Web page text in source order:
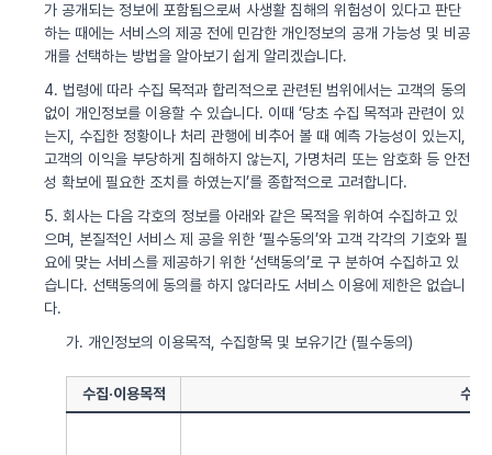
가 공개되는 정보에 포함됨으로써 사생활 침해의 위험성이 있다고 판단
하는 때에는 서비스의 제공 전에 민감한 개인정보의 공개 가능성 및 비공
개를 선택하는 방법을 알아보기 쉽게 알리겠습니다.
4. 법령에 따라 수집 목적과 합리적으로 관련된 범위에서는 고객의 동의
없이 개인정보를 이용할 수 있습니다. 이때 ‘당초 수집 목적과 관련이 있
는지, 수집한 정황이나 처리 관행에 비추어 볼 때 예측 가능성이 있는지,
고객의 이익을 부당하게 침해하지 않는지, 가명처리 또는 암호화 등 안전
성 확보에 필요한 조치를 하였는지’를 종합적으로 고려합니다.
5. 회사는 다음 각호의 정보를 아래와 같은 목적을 위하여 수집하고 있
으며, 본질적인 서비스 제 공을 위한 ‘필수동의’와 고객 각각의 기호와 필
요에 맞는 서비스를 제공하기 위한 ‘선택동의’로 구 분하여 수집하고 있
습니다. 선택동의에 동의를 하지 않더라도 서비스 이용에 제한은 없습니
다.
가. 개인정보의 이용목적, 수집항목 및 보유기간 (필수동의)
수집·이용목적 수집